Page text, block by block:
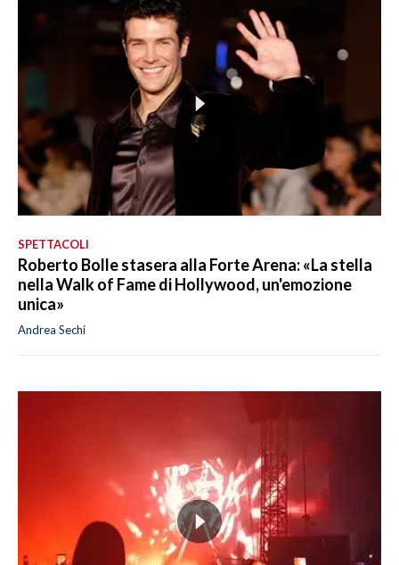
SPETTACOLI
Roberto Bolle stasera alla Forte Arena: «La stella
nella Walk of Fame di Hollywood, un'emozione
unica»
Andrea Sechi